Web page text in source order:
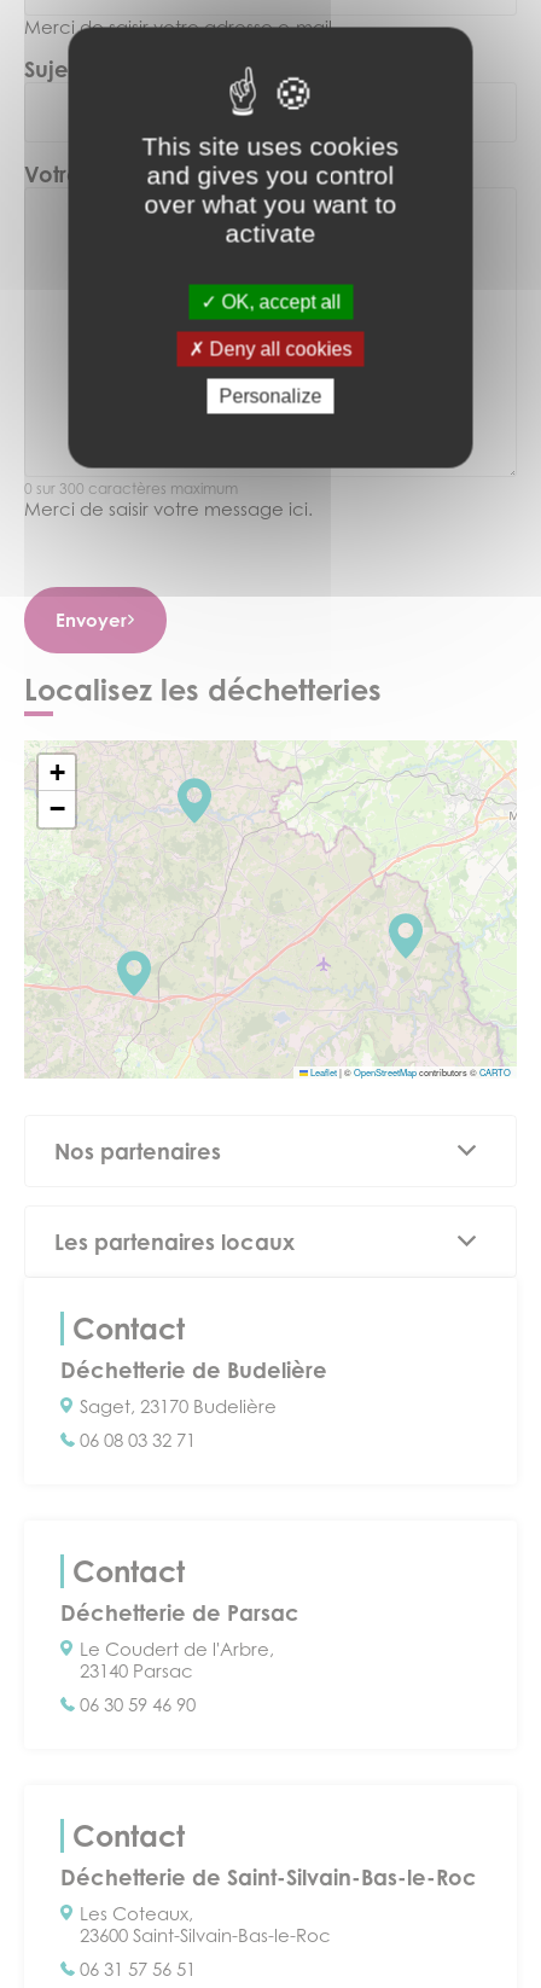
Merci de saisir votre adresse e-mail
Sujet de votre message
Votre message
0 sur 300 caractères maximum
Merci de saisir votre message ici.
Envoyer
Localisez les déchetteries
+
−
Leaflet|©OpenStreetMapcontributors ©CARTO
Nos partenaires
Les partenaires locaux
avec des acteurs et des entreprises locales:
BTP Trullen
NEXSTONE
Contact
Déchetterie de Budelière
Saget, 23170 Budelière
06 08 03 32 71
Contact
Déchetterie de Parsac
Le Coudert de l'Arbre,
23140 Parsac
06 30 59 46 90
Contact
Déchetterie de Saint-Silvain-Bas-le-Roc
Les Coteaux,
23600 Saint-Silvain-Bas-le-Roc
06 31 57 56 51
This site uses cookies
and gives you control
over what you want to
activate
OK, accept all
Deny all cookies
Personalize